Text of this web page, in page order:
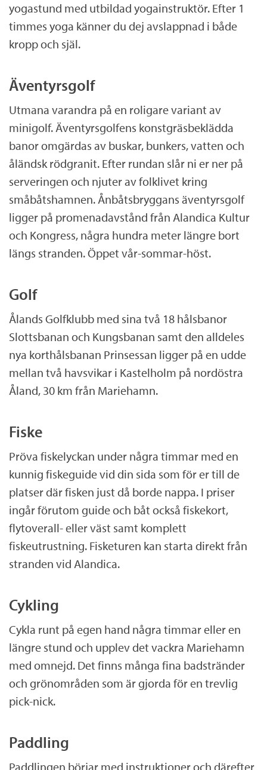
yogastund med utbildad yogainstruktör. Efter 1
timmes yoga känner du dej avslappnad i både
kropp och själ.
Äventyrsgolf
Utmana varandra på en roligare variant av
minigolf. Äventyrsgolfens konstgräsbeklädda
banor omgärdas av buskar, bunkers, vatten och
åländsk rödgranit. Efter rundan slår ni er ner på
serveringen och njuter av folklivet kring
småbåtshamnen. Ånbåtsbryggans äventyrsgolf
ligger på promenadavstånd från Alandica Kultur
och Kongress, några hundra meter längre bort
längs stranden. Öppet vår-sommar-höst.
Golf
Ålands Golfklubb med sina två 18 hålsbanor
Slottsbanan och Kungsbanan samt den alldeles
nya korthålsbanan Prinsessan ligger på en udde
mellan två havsvikar i Kastelholm på nordöstra
Åland, 30 km från Mariehamn.
Fiske
Pröva fiskelyckan under några timmar med en
kunnig fiskeguide vid din sida som för er till de
platser där fisken just då borde nappa. I priser
ingår förutom guide och båt också fiskekort,
flytoverall- eller väst samt komplett
fiskeutrustning. Fisketuren kan starta direkt från
stranden vid Alandica.
Cykling
Cykla runt på egen hand några timmar eller en
längre stund och upplev det vackra Mariehamn
med omnejd. Det finns många fina badstränder
och grönområden som är gjorda för en trevlig
pick-nick.
Paddling
Paddlingen börjar med instruktioner och därefter